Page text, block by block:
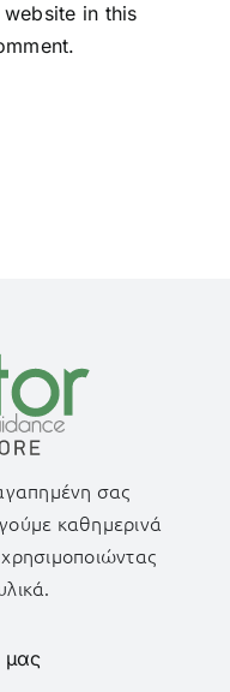
in this
σας
καθημερινά
χρησιμοποιώντας
μας